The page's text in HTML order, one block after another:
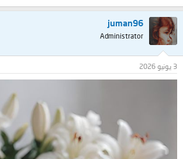
juman96
Administrator
3 يونيو 2026